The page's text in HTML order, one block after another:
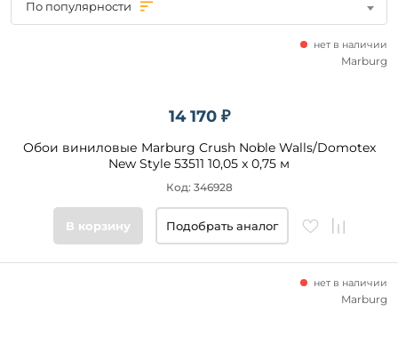
По популярности
14 170 ₽
Обои виниловые Marburg Crush Noble Walls/Domotex
New Style 53511 10,05 x 0,75 м
нет в наличии
Код: 346928
Marburg
В корзину Подобрать аналог
нет в наличии
Marburg